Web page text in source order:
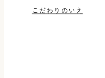
こだわりのいえ